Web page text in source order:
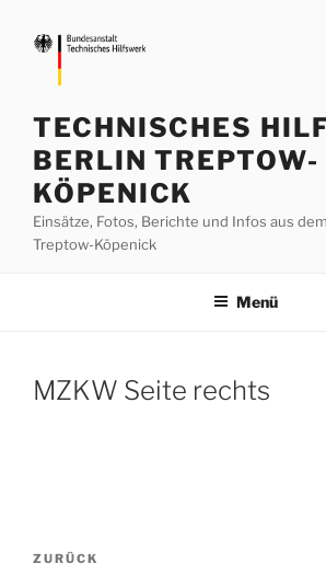
Inhalt
springen
TECHNISCHES
BERLIN TREPTOW-
KÖPENICK
Einsätze, Fotos, Berichte und Infos aus
Treptow-Köpenick
Menü
MZKW Seite rechts
Beitragsnavigation
Vorheriger
ZURÜCK